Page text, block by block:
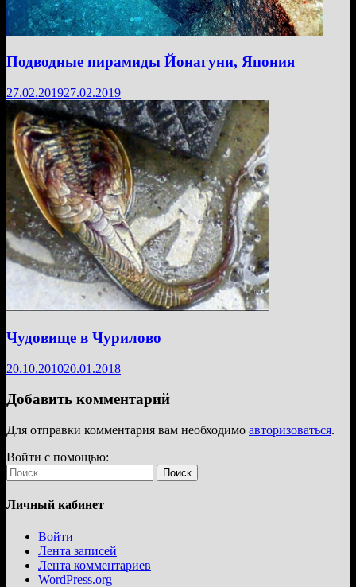
Подводные пирамиды Йонагуни, Япония
27.02.201927.02.2019
Чудовище в Чурилово
20.10.201020.01.2018
Добавить комментарий
Для отправки комментария вам необходимо авторизоваться.
Войти с помощью:
Найти:
Личный кабинет
Войти
Лента записей
Лента комментариев
WordPress.org